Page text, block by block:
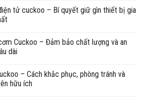
tử cuckoo – Bí quyết giữ gìn thiết bị gia
Cuckoo – Đảm bảo chất lượng và an
dài
– Cách khắc phục, phòng tránh và
hữu ích